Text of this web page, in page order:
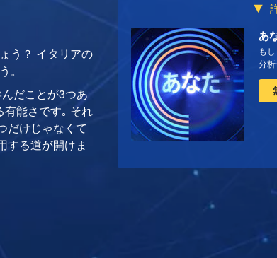
う？ イタリアの
。
だことが3つあ
有能さです｡ それ
だけじゃなくて
する道が開けま
あ
も
分